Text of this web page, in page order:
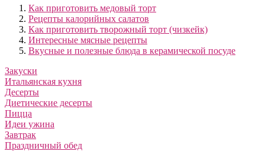
Как приготовить медовый торт
Рецепты калорийных салатов
Как приготовить творожный торт (чизкейк)
Интересные мясные рецепты
Вкусные и полезные блюда в керамической посуде
Закуски
Итальянская кухня
Десерты
Диетические десерты
Пицца
Идеи ужина
Завтрак
Праздничный обед